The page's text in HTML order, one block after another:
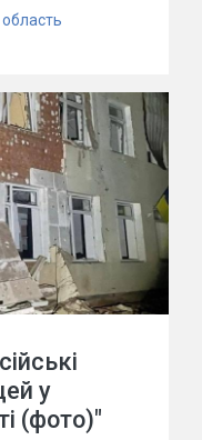
область
у
(фото)"